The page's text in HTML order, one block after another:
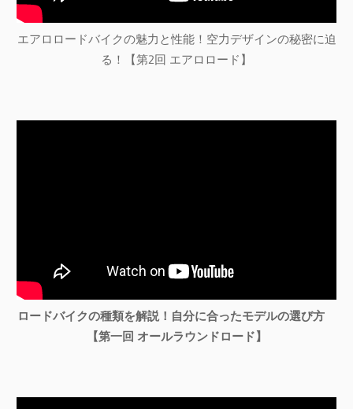
エアロロードバイクの魅力と性能！空力デザインの秘密に迫
る！【第2回 エアロロード】
ロードバイクの種類を解説！自分に合ったモデルの選び方
【第一回 オールラウンドロード】